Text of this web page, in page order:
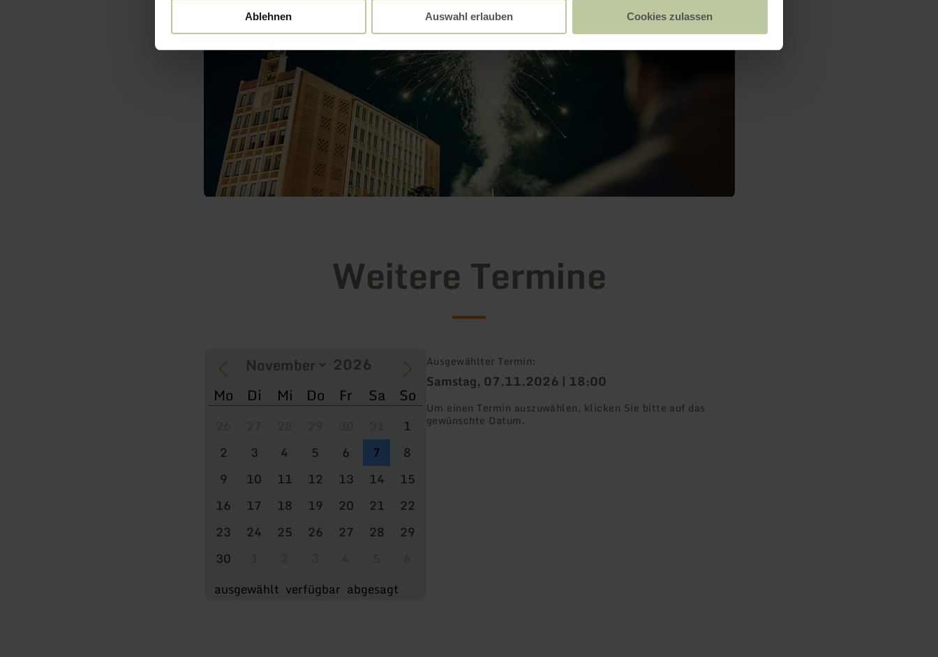
Ablehnen Auswahl erlauben Cookies zulassen
Weitere Termine
Mo Di Mi Do Fr Sa So
1
2
3 4 5 6 7
8
9
10 11 12 13 14
15
16
17 18 19 20 21
22
23
24 25 26 27 28
29
30
ausgewählt verfügbar abgesagt
Ausgewählter Termin:
Samstag, 07.11.2026 | 18:00
Um einen Termin auszuwählen, klicken Sie bitte auf das
gewünschte Datum.